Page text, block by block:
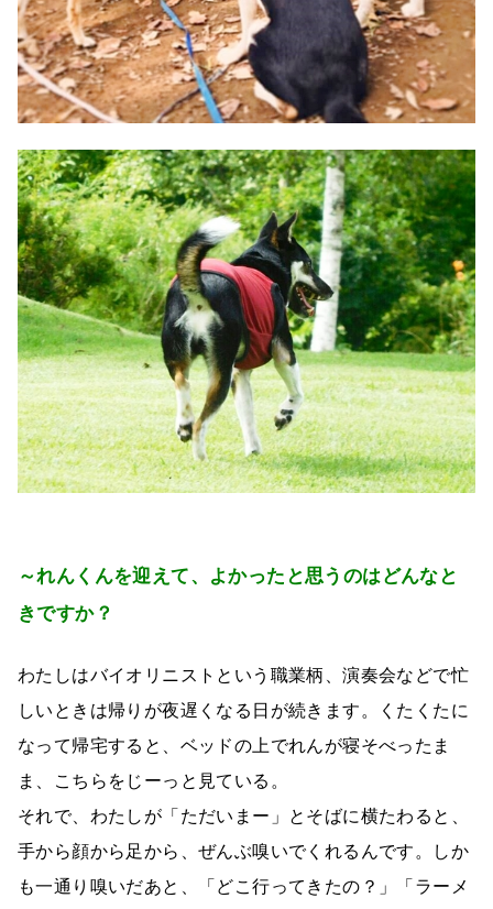
～れんくんを迎えて、よかったと思うのはどんなと
きですか？
わたしはバイオリニストという職業柄、演奏会などで忙
しいときは帰りが夜遅くなる日が続きます。くたくたに
なって帰宅すると、ベッドの上でれんが寝そべったま
ま、こちらをじーっと見ている。
それで、わたしが「ただいまー」とそばに横たわると、
手から顔から足から、ぜんぶ嗅いでくれるんです。しか
も一通り嗅いだあと、「どこ行ってきたの？」「ラーメ